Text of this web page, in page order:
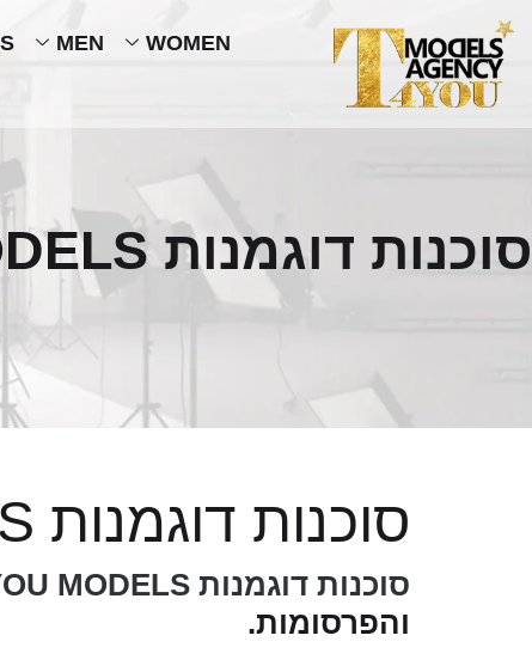
WOMEN
MEN
סוכנות דוגמנות T4YOU MODELS
סוכנות דוגמנות T4YOU MODELS
סוכנות דוגמנות MODELS
והפרסומות.